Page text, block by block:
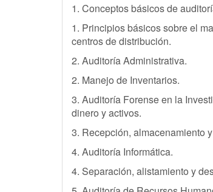
1. Conceptos básicos de
1. Principios básicos sobre el
centros de distribución.
2. Auditoría Administrativa.
2. Manejo de Inventarios.
3. Auditoría Forense en la
dinero y activos.
3. Recepción, almacenamiento
4. Auditoría Informática.
4. Separación, alistamiento y